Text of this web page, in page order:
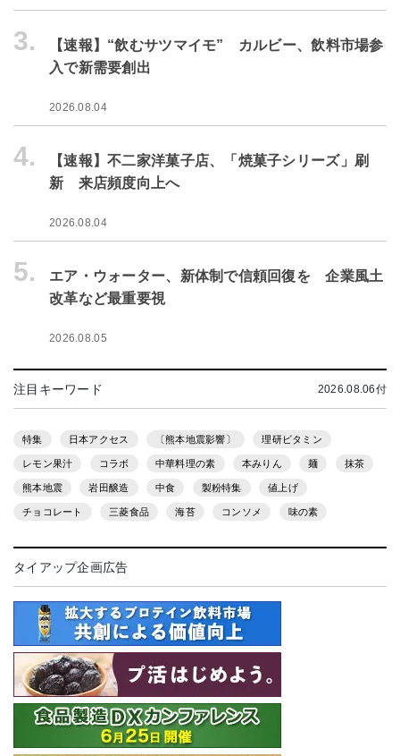
3.
【速報】“飲むサツマイモ” カルビー、飲料市場参
入で新需要創出
2026.08.04
4.
【速報】不二家洋菓子店、「焼菓子シリーズ」刷
新 来店頻度向上へ
2026.08.04
5.
エア・ウォーター、新体制で信頼回復を 企業風土
改革など最重要視
2026.08.05
注目キーワード 2026.08.06付
特集 日本アクセス 〔熊本地震影響〕 理研ビタミン
レモン果汁 コラボ 中華料理の素 本みりん 麺 抹茶
熊本地震 岩田醸造 中食 製粉特集 値上げ
チョコレート 三菱食品 海苔 コンソメ 味の素
タイアップ企画広告